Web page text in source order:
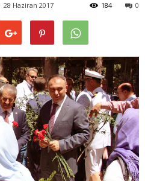
28 Haziran 2017 0
184